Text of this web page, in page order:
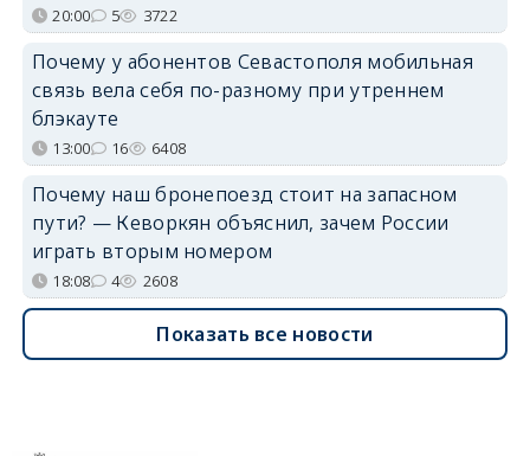
20:00 5 3722
Почему у абонентов Севастополя мобильная
связь вела себя по-разному при утреннем
блэкауте
13:00 16 6408
Почему наш бронепоезд стоит на запасном
пути? — Кеворкян объяснил, зачем России
играть вторым номером
18:08 4 2608
Показать все новости